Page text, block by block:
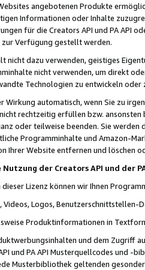
angebotenen Produkte
Informationen oder Inhalte
für die Creators API und PA API
Verfügung gestellt werden.
nicht dazu verwenden, geistiges
nicht verwenden, um direkt
Technologien zu entwickeln
Wirkung automatisch, wenn Sie zu
rechtzeitig erfüllen bzw. ansonsten
oder teilweise beenden. Sie werden
Programminhalte und Amazon-
Ihrer Website entfernen und löschen
der Creators API und der
dieser Lizenz können wir Ihnen
Videos, Logos, Benutzerschnittstellen-
Produktinformationen in
und dem Zugriff
und PA API Musterquellcodes und
Musterbibliothek geltenden